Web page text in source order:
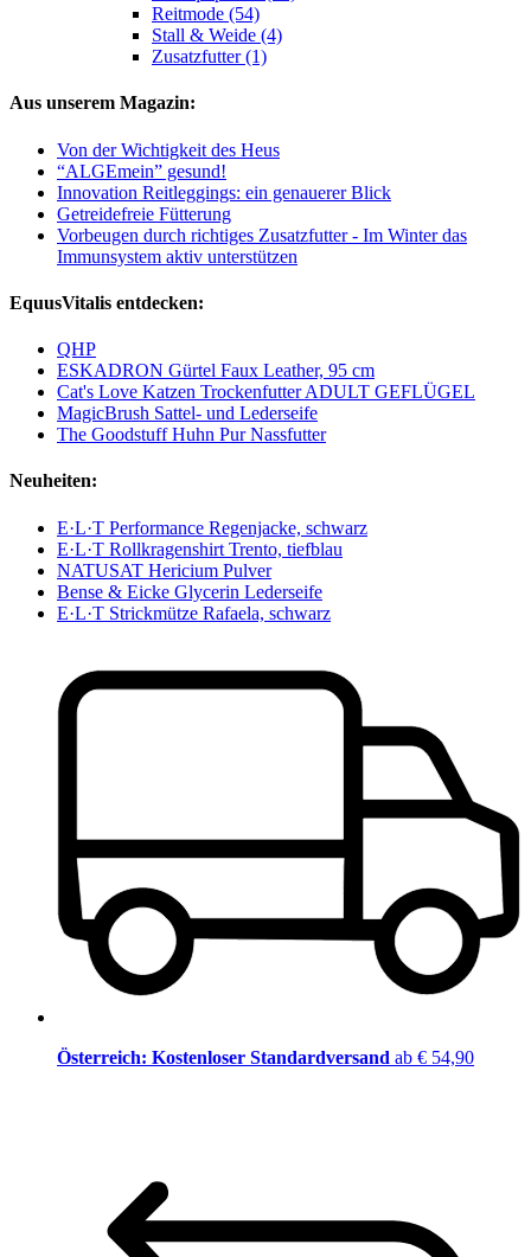
Reitmode (54)
Stall & Weide (4)
Zusatzfutter (1)
Aus unserem Magazin:
Von der Wichtigkeit des Heus
“ALGEmein” gesund!
Innovation Reitleggings: ein genauerer Blick
Getreidefreie Fütterung
Vorbeugen durch richtiges Zusatzfutter - Im Winter das
Immunsystem aktiv unterstützen
EquusVitalis entdecken:
QHP
ESKADRON Gürtel Faux Leather, 95 cm
Cat's Love Katzen Trockenfutter ADULT GEFLÜGEL
MagicBrush Sattel- und Lederseife
The Goodstuff Huhn Pur Nassfutter
Neuheiten:
E·L·T Performance Regenjacke, schwarz
E·L·T Rollkragenshirt Trento, tiefblau
NATUSAT Hericium Pulver
Bense & Eicke Glycerin Lederseife
E·L·T Strickmütze Rafaela, schwarz
Österreich: Kostenloser Standardversand ab € 54,90